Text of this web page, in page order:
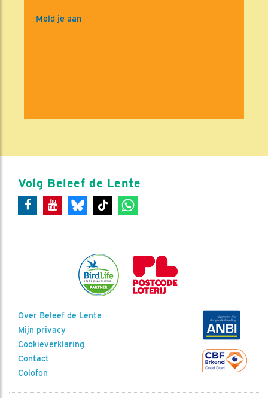
Meld je aan
Volg Beleef de Lente
Over Beleef de Lente
Mijn privacy
Cookieverklaring
Contact
Colofon